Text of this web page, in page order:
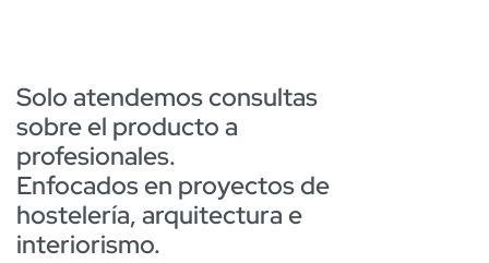
Solo atendemos consultas
sobre el producto a
profesionales.
Enfocados en proyectos de
hostelería, arquitectura e
interiorismo.